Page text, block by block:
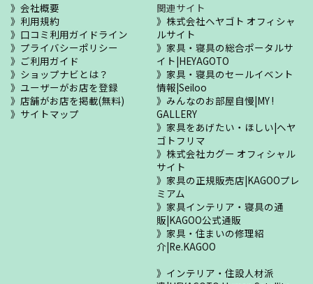
会社概要
利用規約
口コミ利用ガイドライン
プライバシーポリシー
ご利用ガイド
ショップナビとは？
ユーザーがお店を登録
店舗がお店を掲載(無料)
サイトマップ
関連サイト
株式会社ヘヤゴト オフィシャ
ルサイト
家具・寝具の総合ポータルサ
イト|HEYAGOTO
家具・寝具のセールイベント
情報|Seiloo
みんなのお部屋自慢|MY !
GALLERY
家具をあげたい・ほしい|ヘヤ
ゴトフリマ
株式会社カグー オフィシャル
サイト
家具の正規販売店|KAGOOプレ
ミアム
家具インテリア・寝具の通
販|KAGOO公式通販
家具・住まいの修理紹
介|Re.KAGOO
インテリア・住設人材派